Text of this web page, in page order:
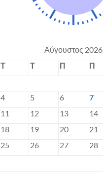
Αύγουστος 2026
Τ Τ Π Π
4 5 6 7
11 12 13 14
18 19 20 21
25 26 27 28